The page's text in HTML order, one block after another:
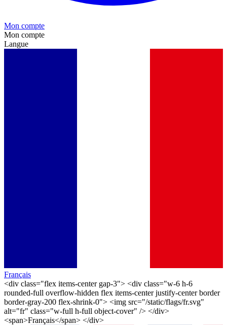
Mon compte
Mon compte
Langue
Français
<div class="flex items-center gap-3"> <div class="w-6 h-6
rounded-full overflow-hidden flex items-center justify-center border
border-gray-200 flex-shrink-0"> <img src="/static/flags/fr.svg"
alt="fr" class="w-full h-full object-cover" /> </div>
<span>Français</span> </div>